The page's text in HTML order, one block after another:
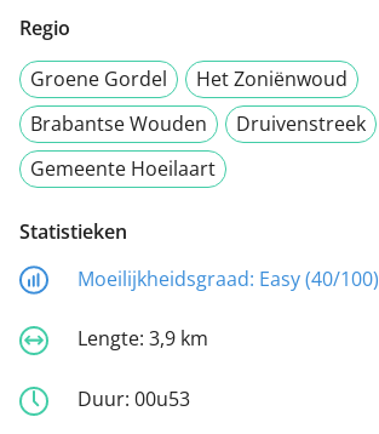
Regio
Groene Gordel
Het Zoniënwoud
Brabantse Wouden
Druivenstreek
Gemeente Hoeilaart
Statistieken
Moeilijkheidsgraad: Easy (40/100)
Lengte: 3,9 km
Duur: 00u53